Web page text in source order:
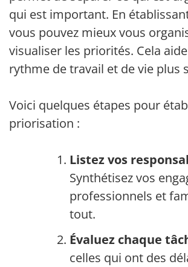
qui est important. En
vous pouvez mieux vous
visualiser les priorités. Cela
rythme de travail et de vie plus
Voici quelques étapes pour
priorisation :
Listez vos
Synthétisez vos
professionnels et
tout.
Évaluez chaque
celles qui ont des